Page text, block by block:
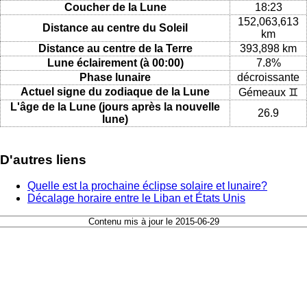
Coucher de la Lune
18:23
Distance au centre du Soleil
152,063,613
km
Distance au centre de la Terre
393,898 km
Lune éclairement (à 00:00)
7.8%
Phase lunaire
décroissante
Actuel signe du zodiaque de la Lune
Gémeaux ♊
L'âge de la Lune (jours après la nouvelle
lune)
26.9
D'autres liens
Quelle est la prochaine éclipse solaire et lunaire?
Décalage horaire entre le Liban et États Unis
Contenu mis à jour le 2015-06-29